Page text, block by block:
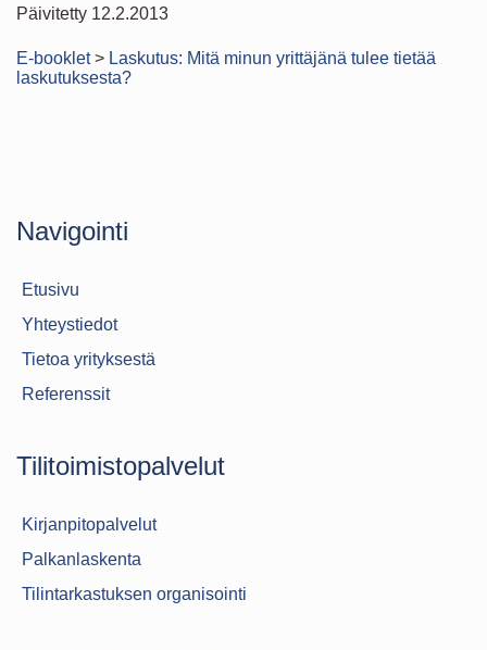
Päivitetty 12.2.2013
E-booklet> Laskutus: Mitä minun yrittäjänä tulee tietää
laskutuksesta?
Navigointi
Etusivu
Yhteystiedot
Tietoa yrityksestä
Referenssit
Tilitoimistopalvelut
Kirjanpitopalvelut
Palkanlaskenta
Tilintarkastuksen organisointi